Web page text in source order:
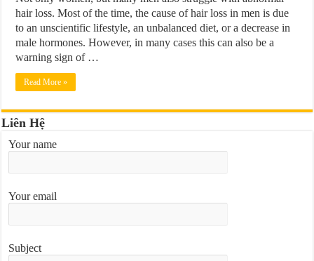
hair loss. Most of the time, the cause of hair loss in men is due
to an unscientific lifestyle, an unbalanced diet, or a decrease in
male hormones. However, in many cases this can also be a
warning sign of …
Read More »
Liên Hệ
Your name
Your email
Subject